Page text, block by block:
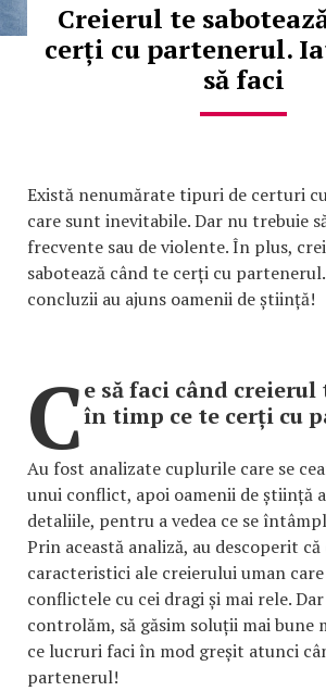
Creierul te
cerți cu partenerul.
să faci
Există nenumărate tipuri de certuri
care sunt inevitabile. Dar nu trebuie
frecvente sau de violente. În plus,
sabotează când te cerți cu
concluzii au ajuns oamenii de știință!
Ce să faci când creierul
în timp ce te cerți cu
Au fost analizate cuplurile care se
unui conflict, apoi oamenii de știință
detaliile, pentru a vedea ce se
Prin această analiză, au descoperit
caracteristici ale creierului uman
conflictele cu cei dragi și mai rele.
controlăm, să găsim soluții mai bune
ce lucruri faci în mod greșit atunci
partenerul!